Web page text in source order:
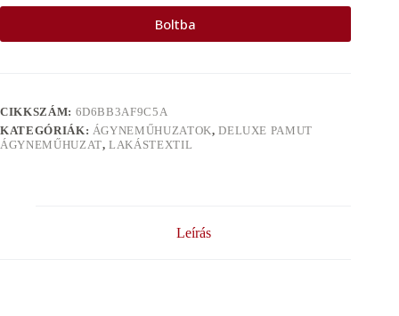
Boltba
CIKKSZÁM: 6D6BB3AF9C5A
KATEGÓRIÁK: ÁGYNEMŰHUZATOK,DELUXE PAMUT
ÁGYNEMŰHUZAT,LAKÁSTEXTIL
Leírás